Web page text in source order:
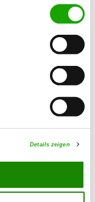
Details zeigen
Details
Details